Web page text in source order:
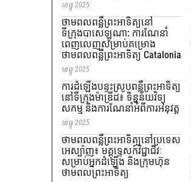
ខេធ្នូ 2025
ថាមពលពន្លឺព្រះអាទិត្យនៅ
ទីក្រុងបាសេឡូណា: ការណែនាំ
ពេញលេញសម្រាប់គម្រោង
ថាមពលពន្លឺព្រះអាទិត្យ Catalonia
ខេធ្នូ 2025
ការដំឡើងបន្ទះស្រូបពន្លឺព្រះអាទិត្យ
នៅទីក្រុងម៉ាឌ្រីដ៖ ទិន្នន័យវិទ្យុ
សកម្ម និងការណែនាំអំពីការអនុវត្ត
ខេធ្នូ 2025
ថាមពលពន្លឺព្រះអាទិត្យនៅប្រទេស
អេស្ប៉ាញ៖ មគ្គុទ្ទេសក៍វិជ្ជាជីវៈ
សម្រាប់អ្នកដំឡើង និងក្រុមហ៊ុន
ថាមពលព្រះអាទិត្យ